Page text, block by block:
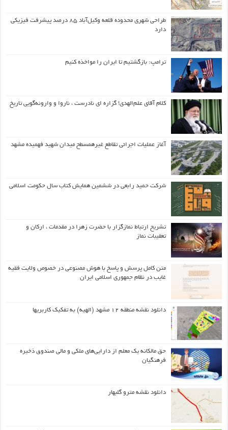
طراحی شهری محدوده قلعه وکیل‌آباد ۸۵ درصد پیشرفت فیزیکی
دارد
ترامپ: بازگشتیم تا ایران را مواخذه کنیم
کلام آقای علم‌الهدی! گزاره ای نادرست ، ناروا و وارونه‌گویی تاریخ
آغاز عملیات اجرائی تقاطع غیرهمسطح میدان شهید فهمیده مشهد
شرکت حمید رابعی در ششمین همایش کتاب سال حکومت اسلامی
تشریح ارتباط نمازگزار با حضرت زهرا در مقدمات ، ارکان و
تعقیبات نماز
متن کامل پرسش و پاسخ با هوش مصنوعی در خصوص ولایت فقیه
غایب در نظام جمهوری اسلامی ایران
دانلود نقشه منطقه ۱۲ مشهد (الهیه) به تفکیک کاربریها
حق مالکانه یک معلم از دارایی‌های ملکی و مالی صندوق ذخیره
فرهنگیان
دانلود نقشه مترو گلبهار